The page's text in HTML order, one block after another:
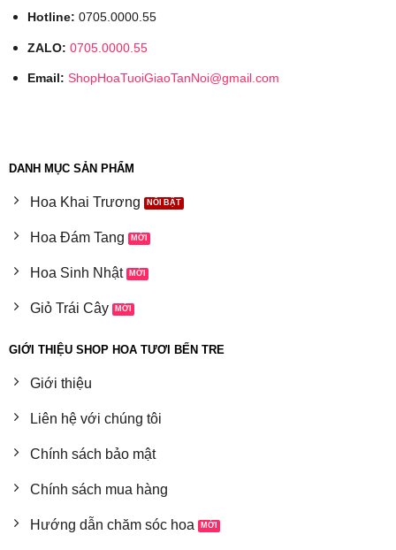
Hotline: 0705.0000.55
ZALO: 0705.0000.55
Email: ShopHoaTuoiGiaoTanNoi@gmail.com
DANH MỤC SẢN PHẨM
Hoa Khai Trương
Hoa Đám Tang
Hoa Sinh Nhật
Giỏ Trái Cây
GIỚI THIỆU SHOP HOA TƯƠI BẾN TRE
Giới thiệu
Liên hệ với chúng tôi
Chính sách bảo mật
Chính sách mua hàng
Hướng dẫn chăm sóc hoa